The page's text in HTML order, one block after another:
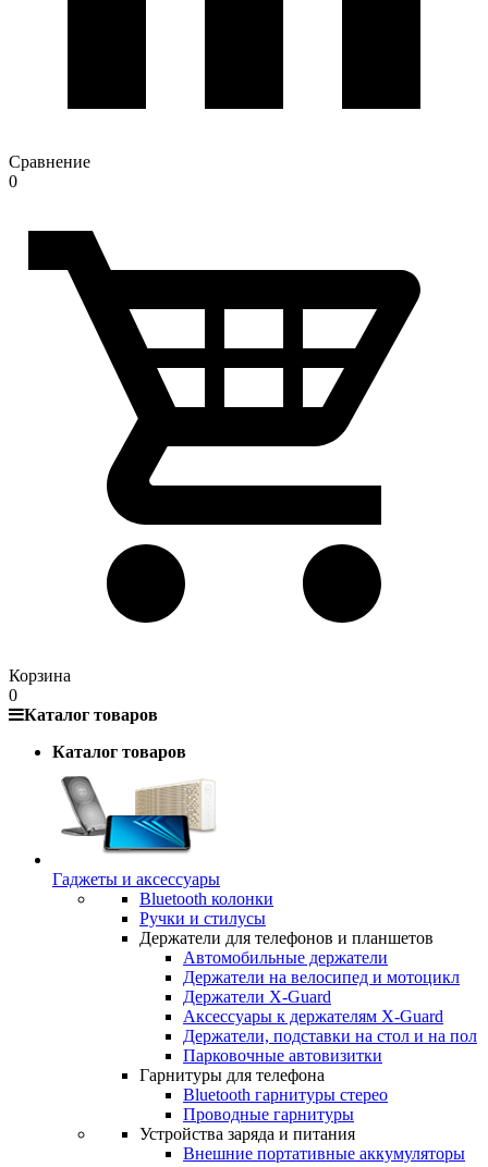
Сравнение
0
Корзина
0
Каталог товаров
Каталог товаров
Гаджеты и аксессуары
Bluetooth колонки
Ручки и стилусы
Держатели для телефонов и планшетов
Автомобильные держатели
Держатели на велосипед и мотоцикл
Держатели X-Guard
Аксессуары к держателям X-Guard
Держатели, подставки на стол и на пол
Парковочные автовизитки
Гарнитуры для телефона
Bluetooth гарнитуры стерео
Проводные гарнитуры
Устройства заряда и питания
Внешние портативные аккумуляторы